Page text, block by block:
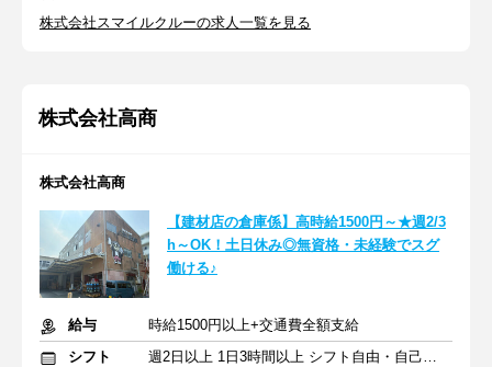
株式会社スマイルクルーの求人一覧を見る
株式会社高商
株式会社高商
【建材店の倉庫係】高時給1500円～★週2/3
h～OK！土日休み◎無資格・未経験でスグ
働ける♪
給与
時給1500円以上+交通費全額支給
シフト
週2日以上 1日3時間以上 シフト自由・自己申告